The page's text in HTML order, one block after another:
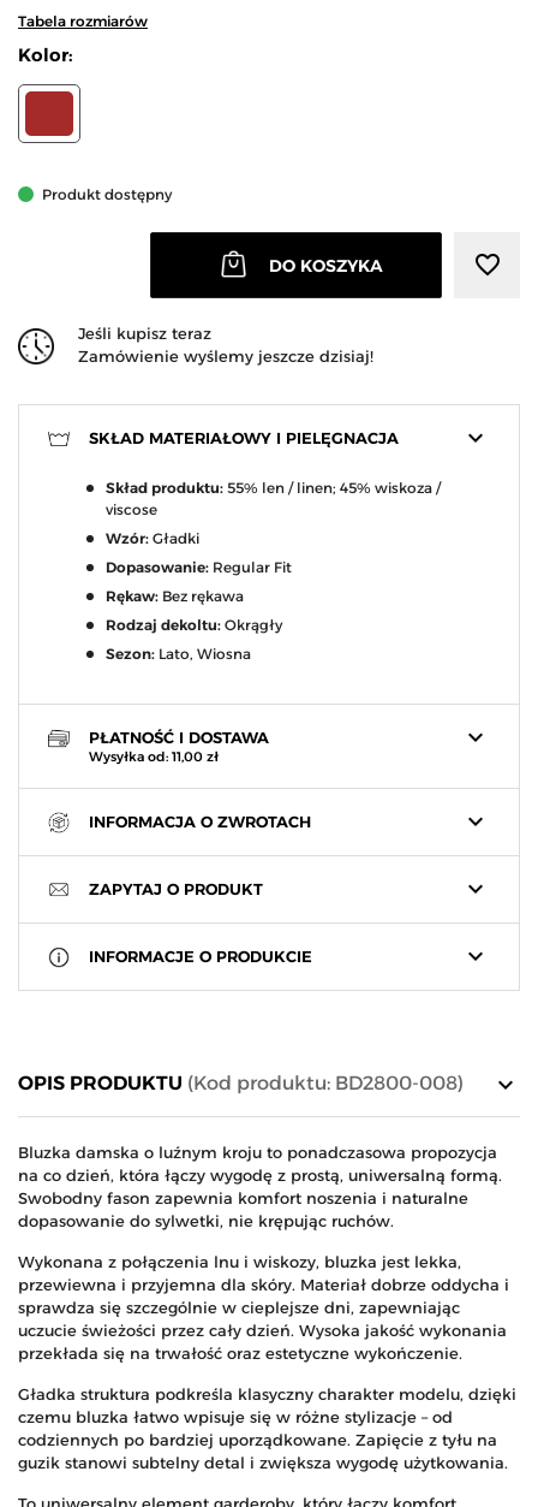
Tabela rozmiarów
Kolor:
Produkt dostępny
DO KOSZYKA favorite_border
Jeśli kupisz teraz
Zamówienie wyślemy jeszcze dzisiaj!
keyboard_arrow_down
SKŁAD MATERIAŁOWY I PIELĘGNACJA
Skład produktu: 55% len / linen; 45% wiskoza /
viscose
Wzór: Gładki
Dopasowanie: Regular Fit
Rękaw: Bez rękawa
Rodzaj dekoltu: Okrągły
Sezon: Lato, Wiosna
keyboard_arrow_down
PŁATNOŚĆ I DOSTAWA
Wysyłka od: 11,00 zł
keyboard_arrow_down
INFORMACJA O ZWROTACH
keyboard_arrow_down
ZAPYTAJ O PRODUKT
keyboard_arrow_down
INFORMACJE O PRODUKCIE
keyboard_arrow_down
OPIS PRODUKTU (Kod produktu: BD2800-008)
Bluzka damska o luźnym kroju to ponadczasowa propozycja
na co dzień, która łączy wygodę z prostą, uniwersalną formą.
Swobodny fason zapewnia komfort noszenia i naturalne
dopasowanie do sylwetki, nie krępując ruchów.
Wykonana z połączenia lnu i wiskozy, bluzka jest lekka,
przewiewna i przyjemna dla skóry. Materiał dobrze oddycha i
sprawdza się szczególnie w cieplejsze dni, zapewniając
uczucie świeżości przez cały dzień. Wysoka jakość wykonania
przekłada się na trwałość oraz estetyczne wykończenie.
Gładka struktura podkreśla klasyczny charakter modelu, dzięki
czemu bluzka łatwo wpisuje się w różne stylizacje – od
codziennych po bardziej uporządkowane. Zapięcie z tyłu na
guzik stanowi subtelny detal i zwiększa wygodę użytkowania.